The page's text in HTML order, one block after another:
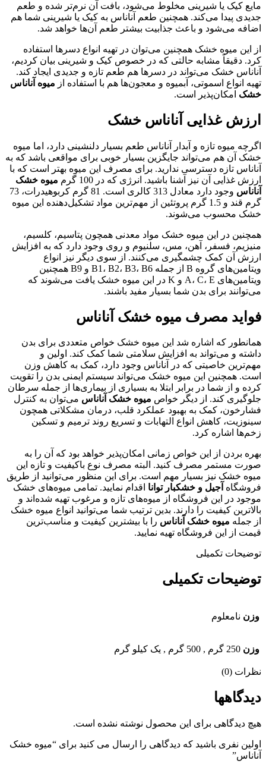
مایع کیک یا شیرینی مخلوط می‌شود، بافت آن نرم‌تر شده و طعم
جدیدی پیدا می‌کند. همچنین طعم آناناس به کیک یا شیرینی شما هم
اضافه می‌شود و باعث جذابیت بیشتر طعم آن‌ها خواهد شد.
از این میوه خشک همچنین می‌توان در تهیه انواع دسرها استفاده
کرد. دقیقاً مشابه حالتی که در خصوص کیک و شیرینی بیان کردیم،
آناناس خشک می‌تواند در دسرها هم طعم تازه و جدیدی ایجاد کند.
تهیه انواع اسموتی، آبمیوه و معجون‌ها هم با استفاده از میوه آناناس
خشک امکان‌پذیر است.
ارزش غذایی آناناس خشک
اگرچه میوه تازه و آبدار آناناس طعم بسیار دلنشینی دارد، اما میوه
خشک آن هم می‌تواند جایگزین بسیار خوبی برای مواقعی باشد که به
آناناس تازه دسترسی ندارید. برای مصرف این میوه بهتر است که با
ارزش غذایی آن نیز آشنا باشید. انرژی که در 100 گرم
میوه خشک
آناناس
وجود دارد معادل 313 کالری است. 81 گرم کربوهیدرات، 73
گرم قند و 1.5 گرم پروتئین از مهم‌ترین مواد تشکیل‌دهنده این میوه
خشک محسوب می‌شوند.
همچنین در این میوه خشک مواد معدنی همچون پتاسیم، کلسیم،
منیزیم، فسفر، آهن، مس، سلنیوم و روی وجود دارد که به افزایش
ارزش آن کمک چشمگیری می‌کنند. از سوی دیگر نیز انواع
ویتامین‌های گروه B از جمله B1، B2، B3، B6 و B9 همچنین
ویتامین‌های A، C، E و K در این میوه خشک یافت می‌شوند که
می‌توانند برای بدن شما بسیار مفید باشند.
فواید مصرف میوه خشک آناناس
همانطور که اشاره شد این میوه خشک خواص متعددی برای بدن
داشته و می‌تواند به افزایش سلامتی شما کمک کند. اولین و
مهم‌ترین خاصیتی که در آناناس وجود دارد، کمک به کاهش وزن
است. همچنین این میوه خشک می‌تواند سیستم ایمنی بدن را تقویت
کرده و از شما در برابر ابتلا به بسیاری از بیماری‌ها از جمله سرطان
جلوگیری کند. از دیگر خواص میوه خشک آناناس می‌توان به کنترل
فشارخون، کمک به بهبود عملکرد قلب، درمان مشکلاتی همچون
سینوزیت، کاهش انواع التهابات و تسریع روند ترمیم و تسکین
زخم‌ها اشاره کرد.
بهره بردن از این خواص زمانی امکان‌پذیر خواهد بود که آن را به
صورت مستمر مصرف کنید. البته مصرف نوع باکیفیت و تازه این
میوه خشک نیز بسیار مهم است. برای این منظور می‌توانید از طریق
فروشگاه آجیل و خشکبار توانا اقدام نمایید. تمامی میوه‌های خشک
موجود در این فروشگاه از میوه‌های تازه و مرغوب تهیه شده‌اند و
بالاترین کیفیت را دارند. بدین ترتیب شما می‌توانید انواع میوه خشک
از جمله میوه خشک آناناس را با بیشترین کیفیت و مناسب‌ترین
قیمت از این فروشگاه تهیه نمایید.
توضیحات تکمیلی
توضیحات تکمیلی
وزن نامعلوم
وزن 250 گرم , 500 گرم , یک کیلو گرم
نظرات (0)
دیدگاهها
هیچ دیدگاهی برای این محصول نوشته نشده است.
اولین نفری باشید که دیدگاهی را ارسال می کنید برای “میوه خشک
آناناس”